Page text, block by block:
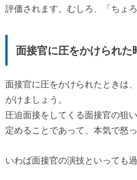
評価されます。むしろ、「ちょ
面接官に圧をかけられた
面接官に圧をかけられたときは
がけましょう。
圧迫面接をしてくる面接官の狙
定めることであって、本気で怒
いわば面接官の演技といっても